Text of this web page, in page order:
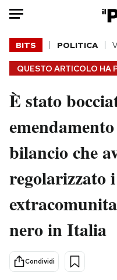
HOME
Italia
Politica
Tecnologia
Scienza
Sport
QUESTO ARTICOLO HA
BITS POLITICA
È stato
bilancio che
regolarizzato
nero in Italia
Condividi